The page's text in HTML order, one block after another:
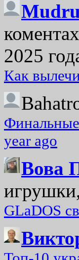
2025
Как
Финальные
year ago
Вова
GLaDOS